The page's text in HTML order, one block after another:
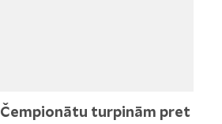
Čempionātu turpinām pret